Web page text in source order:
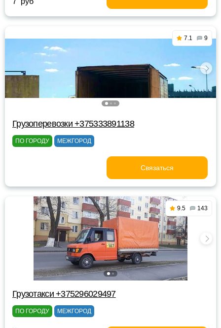
7.1 9
Грузоперевозки +375333891138
ПО ГОРОДУ МЕЖГОРОД
Связаться
9.5 143
Грузотакси +375296029497
ПО ГОРОДУ МЕЖГОРОД